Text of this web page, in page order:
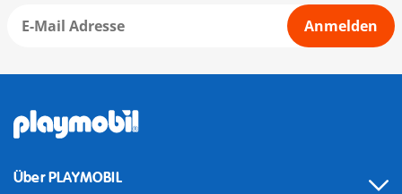
Anmelden
Über PLAYMOBIL